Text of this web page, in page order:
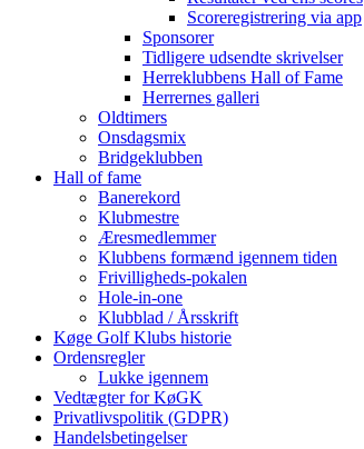
Scoreregistrering via app
Sponsorer
Tidligere udsendte skrivelser
Herreklubbens Hall of Fame
Herrernes galleri
Oldtimers
Onsdagsmix
Bridgeklubben
Hall of fame
Banerekord
Klubmestre
Æresmedlemmer
Klubbens formænd igennem tiden
Frivilligheds-pokalen
Hole-in-one
Klubblad / Årsskrift
Køge Golf Klubs historie
Ordensregler
Lukke igennem
Vedtægter for KøGK
Privatlivspolitik (GDPR)
Handelsbetingelser